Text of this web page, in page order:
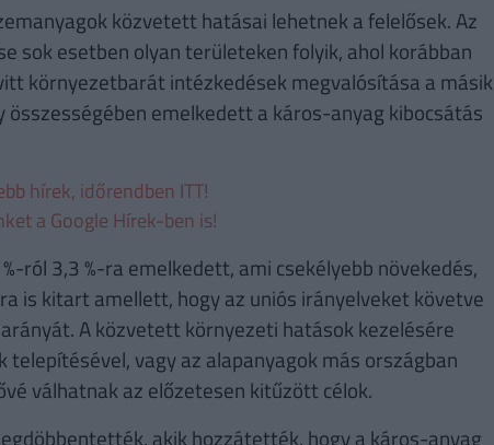
közvetett hatásai lehetnek a felelősek. Az
sok esetben olyan területeken folyik, ahol korábban
környezetbarát intézkedések megvalósítása a másik
emelkedett a káros-anyag kibocsátás
hírek, időrendben ITT!
a Google Hírek-ben is!
ról 3,3 %-ra emelkedett, ami csekélyebb növekedés,
is kitart amellett, hogy az uniós irányelveket követve
A közvetett környezeti hatások kezelésére
vagy az alapanyagok más országban
válhatnak az előzetesen kitűzött célok.
akik hozzátették, hogy a káros-anyag